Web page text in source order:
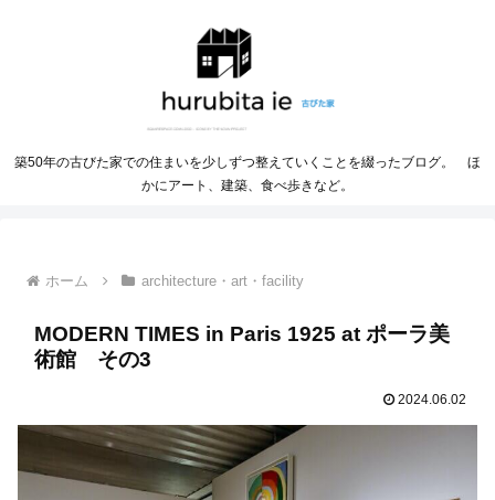
築50年の古びた家での住まいを少しずつ整えていくことを綴ったブログ。 ほ
かにアート、建築、食べ歩きなど。
ホーム architecture・art・facility
MODERN TIMES in Paris 1925 at ポーラ美
術館 その3
2024.06.02